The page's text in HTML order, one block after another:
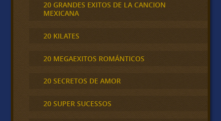
20 GRANDES EXITOS DE LA CANCION
MEXICANA
20 KILATES
20 MEGAEXITOS ROMÁNTICOS
20 SECRETOS DE AMOR
20 SUPER SUCESSOS